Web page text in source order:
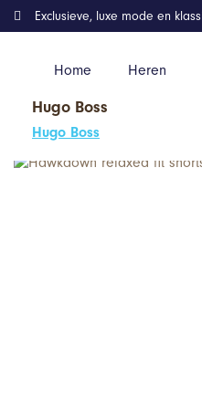
Home Heren
Exclusieve, luxe mode en
Hugo Boss
Hugo Boss
Home Kleding